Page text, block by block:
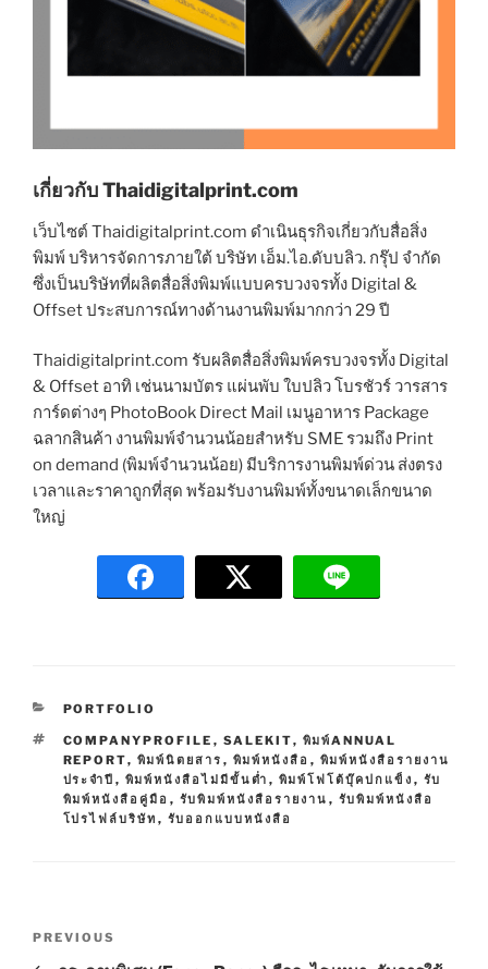
เกี่ยวกับ Thaidigitalprint.com
เว็บไซต์ Thaidigitalprint.com ดำเนินธุรกิจเกี่ยวกับสื่อสิ่ง
พิมพ์ บริหารจัดการภายใต้ บริษัท เอ็ม.ไอ.ดับบลิว. กรุ๊ป จำกัด
ซึ่งเป็นบริษัทที่ผลิตสื่อสิ่งพิมพ์แบบครบวงจรทั้ง Digital &
Offset ประสบการณ์ทางด้านงานพิมพ์มากกว่า 29 ปี
Thaidigitalprint.com รับผลิตสื่อสิ่งพิมพ์ครบวงจรทั้ง Digital
& Offset อาทิ เช่นนามบัตร แผ่นพับ ใบปลิว โบรชัวร์ วารสาร
การ์ดต่างๆ PhotoBook Direct Mail เมนูอาหาร Package
ฉลากสินค้า งานพิมพ์จำนวนน้อยสำหรับ SME รวมถึง Print
on demand (พิมพ์จำนวนน้อย) มีบริการงานพิมพ์ด่วน ส่งตรง
เวลาและราคาถูกที่สุด พร้อมรับงานพิมพ์ทั้งขนาดเล็กขนาด
ใหญ่
C
T
E
G
O
R
PORTFOLIO
T
A
G
S
COMPANYPROFILE , SALEKIT, พิมพ์ANNUAL
REPORT, พิมพ์นิตยสาร , พิมพ์หนังสือ , พิมพ์หนังสือรายงาน
ประจำปี , พิมพ์หนังสือไม่มีขั้นต่ำ , พิมพ์โฟโต้บุ๊คปกแข็ง , รับ
พิมพ์หนังสือคู่มือ , รับพิมพ์หนังสือรายงาน , รับพิมพ์หนังสือ
โปรไฟล์บริษัท , รับออกแบบหนังสือ
P
PREVIOUS